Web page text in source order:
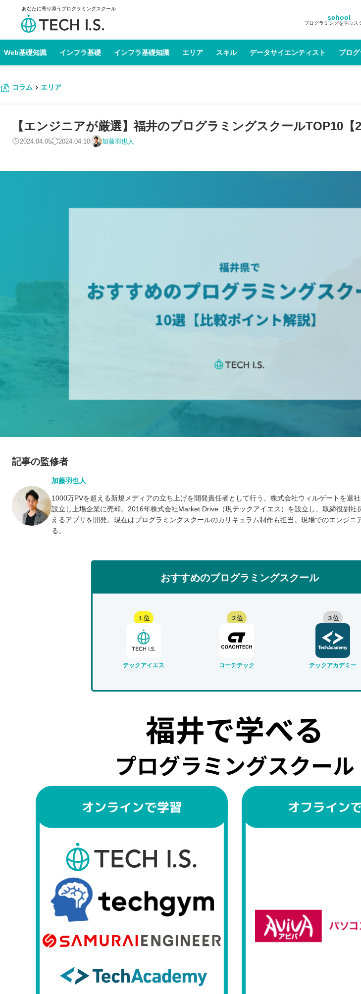
あなたに寄り添うプログラミングスクール
school
プログラミングを学ぶス
Web基礎知識 インフラ基礎 インフラ基礎知識 エリア スキル データサイエンティスト プロ
コラム エリア
【エンジニアが厳選】福井のプログラミングスクールTOP10【
2024.04.05 2024.04.10 加藤羽也人
記事の監修者
加藤羽也人
1000万PVを超える新規メディアの立ち上げを開発責任者として行う。株式会社ウィルゲートを退
設立し上場企業に売却。2016年株式会社Market Drive（現テックアイエス）を設立し、取締役副社
えるアプリを開発。現在はプログラミングスクールのカリキュラム制作も担当。現場でのエンジニ
る。
おすすめのプログラミングスクール
１位
テックアイエス
２位
コーチテック
３位
テックアカデミー